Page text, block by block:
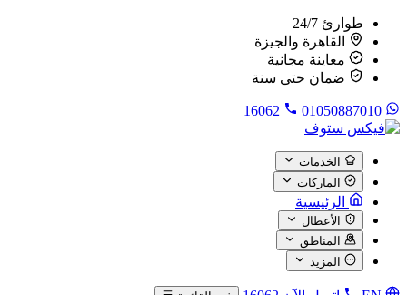
طوارئ 24/7
القاهرة والجيزة
معاينة مجانية
ضمان حتى سنة
01050887010
16062
الخدمات
الماركات
الرئيسية
الأعطال
المناطق
المزيد